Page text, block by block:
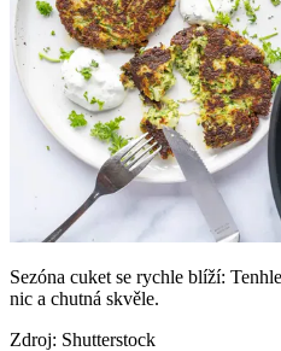
Sezóna cuket se rychle blíží:
nic a chutná skvěle.
Zdroj: Shutterstock